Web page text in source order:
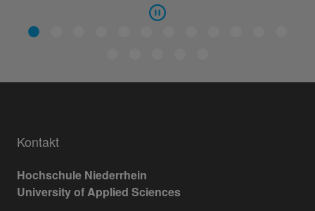
Kontakt
Hochschule Niederrhein
University of Applied Sciences